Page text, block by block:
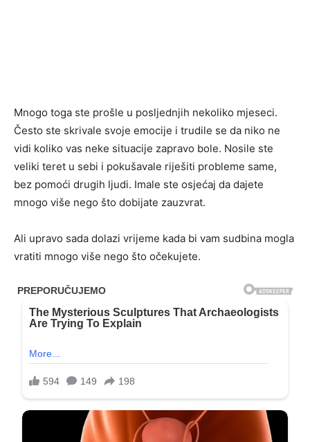
Mnogo toga ste prošle u posljednjih nekoliko mjeseci.
Često ste skrivale svoje emocije i trudile se da niko ne
vidi koliko vas neke situacije zapravo bole. Nosile ste
veliki teret u sebi i pokušavale riješiti probleme same,
bez pomoći drugih ljudi. Imale ste osjećaj da dajete
mnogo više nego što dobijate zauzvrat.
Ali upravo sada dolazi vrijeme kada bi vam sudbina mogla
vratiti mnogo više nego što očekujete.